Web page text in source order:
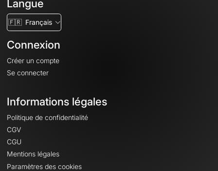
Langue
🇫🇷 Français
Connexion
Créer un compte
Se connecter
Informations légales
Politique de confidentialité
CGV
CGU
Mentions légales
Paramètres des cookies